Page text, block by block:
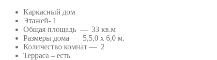
Каркасный дом
Этажей- 1
Общая площадь — 33 кв.м
Размеры дома — 5,5,0 x 6,0 м.
Количество комнат — 2
Терраса – есть